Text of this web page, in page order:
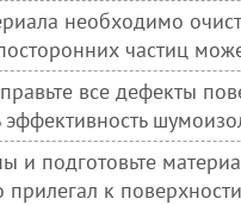
необходимо
частиц
все дефекты
и подготовьте
к